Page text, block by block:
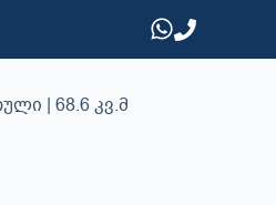
| 68.6 კვ.მ